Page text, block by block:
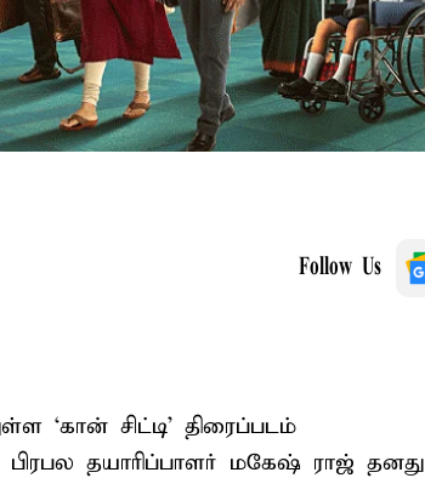
Follow Us
‘கான் சிட்டி’ திரைப்படம்
தயாரிப்பாளர் மகேஷ் ராஜ் தனது